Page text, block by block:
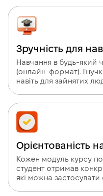
Зручність для
Навчання в будь-який
(онлайн-формат).
навіть для зайнятих
Орієнтованість
Кожен модуль курсу
студент отримав
які можна застосувати